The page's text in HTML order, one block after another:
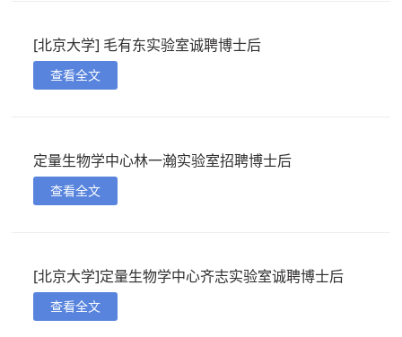
[北京大学] 毛有东实验室诚聘博士后
查看全文
定量生物学中心林一瀚实验室招聘博士后
查看全文
[北京大学]定量生物学中心齐志实验室诚聘博士后
查看全文